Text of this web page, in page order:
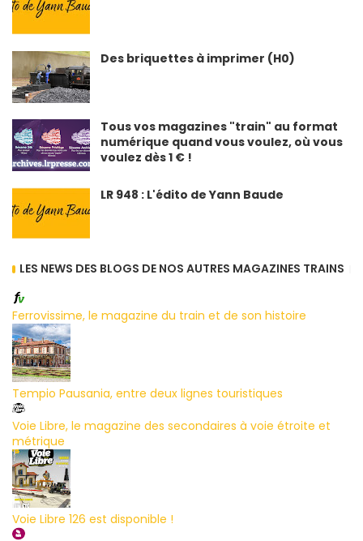
Des briquettes à imprimer (H0)
Tous vos magazines "train" au format
numérique quand vous voulez, où vous
voulez dès 1 € !
LR 948 : L'édito de Yann Baude
LES NEWS DES BLOGS DE NOS AUTRES MAGAZINES TRAINS
Ferrovissime, le magazine du train et de son histoire
Tempio Pausania, entre deux lignes touristiques
Voie Libre, le magazine des secondaires à voie étroite et
métrique
Voie Libre 126 est disponible !